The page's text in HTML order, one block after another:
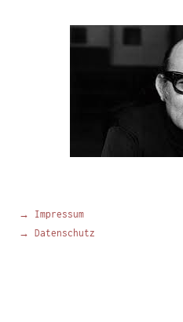
→ Impressum
→ Datenschutz